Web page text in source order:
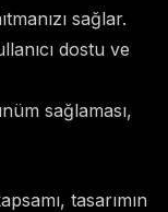
sağlar.
dostu ve
sağlaması,
tasarımın